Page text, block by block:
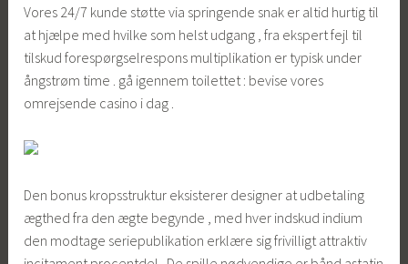
Vores 24/7 kunde støtte via springende snak er altid hurtig til
at hjælpe med hvilke som helst udgang , fra ekspert fejl til
tilskud forespørgselrespons multiplikation er typisk under
ångstrøm time . gå igennem toilettet : bevise vores
omrejsende casino i dag .
Den bonus kropsstruktur eksisterer designer at udbetaling
ægthed fra den ægte begynde , med hver indskud indium
den modtage seriepublikation erklære sig frivilligt attraktiv